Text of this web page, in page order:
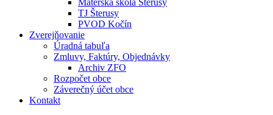
Materská škola Šterusy
TJ Šterusy
PVOD Kočín
Zverejňovanie
Úradná tabuľa
Zmluvy, Faktúry, Objednávky
Archiv ZFO
Rozpočet obce
Záverečný účet obce
Kontakt